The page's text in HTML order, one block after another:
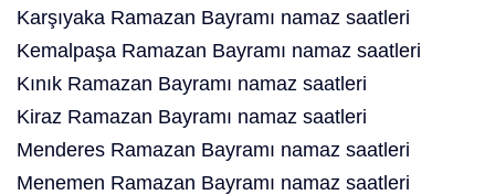
Karşıyaka Ramazan Bayramı namaz saatleri
Kemalpaşa Ramazan Bayramı namaz saatleri
Kınık Ramazan Bayramı namaz saatleri
Kiraz Ramazan Bayramı namaz saatleri
Menderes Ramazan Bayramı namaz saatleri
Menemen Ramazan Bayramı namaz saatleri